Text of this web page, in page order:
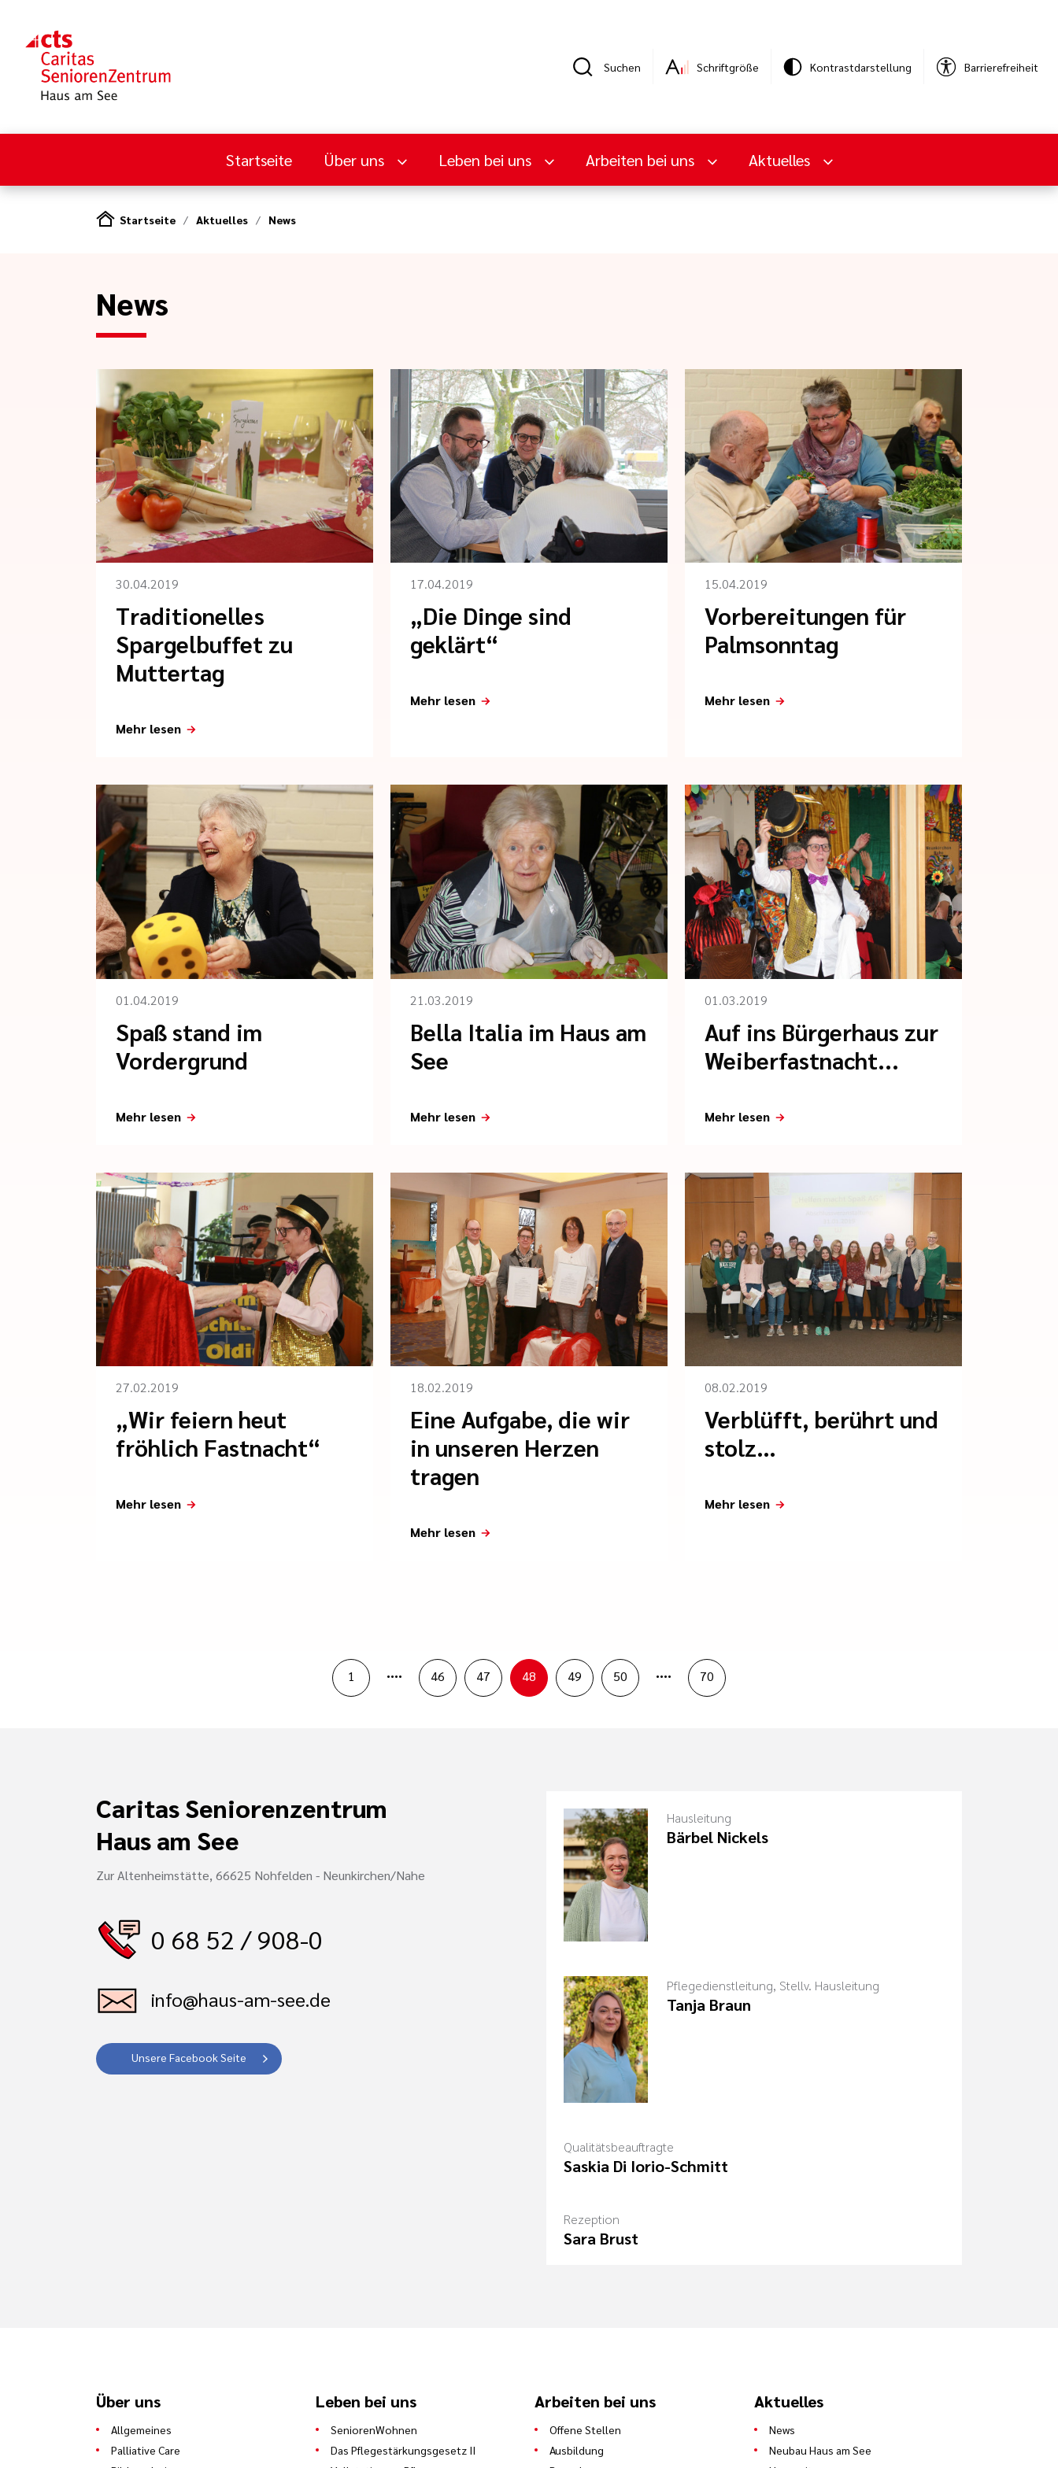
Suchen Schriftgröße Kontrastdarstellung Barrierefreiheit
Startseite Über uns Leben bei uns Arbeiten bei uns Aktuelles
Startseite Aktuelles News
News
30.04.2019
Traditionelles
Spargelbuffet zu
Muttertag
Mehr lesen
17.04.2019
„Die Dinge sind
geklärt“
Mehr lesen
15.04.2019
Vorbereitungen für
Palmsonntag
Mehr lesen
01.04.2019
Spaß stand im
Vordergrund
Mehr lesen
21.03.2019
Bella Italia im Haus am
See
Mehr lesen
01.03.2019
Auf ins Bürgerhaus zur
Weiberfastnacht...
Mehr lesen
27.02.2019
„Wir feiern heut
fröhlich Fastnacht“
Mehr lesen
18.02.2019
Eine Aufgabe, die wir
in unseren Herzen
tragen
Mehr lesen
08.02.2019
Verblüfft, berührt und
stolz…
Mehr lesen
1 .... 46 47 48 49 50 .... 70
Caritas Seniorenzentrum
Haus am See
Zur Altenheimstätte, 66625 Nohfelden - Neunkirchen/Nahe
0 68 52 / 908-0
info@haus-am-see.de
Unsere Facebook Seite
Hausleitung
Bärbel Nickels
Pflegedienstleitung, Stellv. Hausleitung
Tanja Braun
Qualitätsbeauftragte
Saskia Di Iorio-Schmitt
Rezeption
Sara Brust
Über uns
Allgemeines
Palliative Care
Leben bei uns
SeniorenWohnen
Das Pflegestärkungsgesetz II
Arbeiten bei uns
Offene Stellen
Ausbildung
Aktuelles
News
Neubau Haus am See